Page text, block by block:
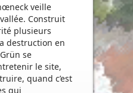
veille
Construit
plusieurs
destruction en
se
le site,
quand c’est
qui